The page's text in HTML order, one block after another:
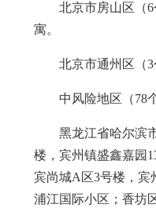
北京市房山区（
寓。
北京市通州区（
中风险地区（78
黑龙江省哈尔滨
楼，宾州镇盛鑫嘉园
宾尚城A区3号楼，宾
浦江国际小区；香坊